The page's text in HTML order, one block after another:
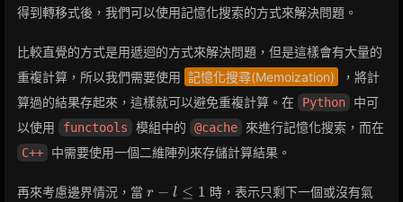
[r]\}
得到轉移式後，我們可以使用記憶化搜索的方式來解決問題。
比較直覺的方式是用遞迴的方式來解決問題，但是這樣會有大量的
重複計算，所以我們需要使用 記憶化搜尋(Memoization)
，將計
算過的結果存起來，這樣就可以避免重複計算。在
Python
中可
以使用
functools 模組中的 @cache 來進行記憶化搜索，而在
C++ 中需要使用一個二維陣列來存儲計算結果。
再來考慮邊界情況，當 r - l
r − l ≤ 1 時，表示只剩下一個或沒有氣